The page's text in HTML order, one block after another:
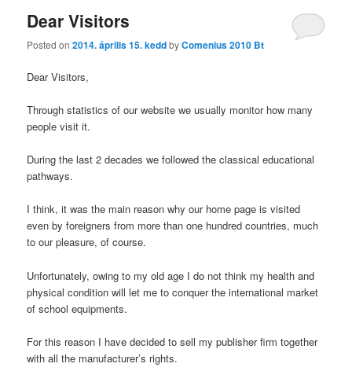
Dear Visitors
Posted on2014. április 15. keddbyComenius 2010 Bt
Dear Visitors,
Through statistics of our website we usually monitor how many
people visit it.
During the last 2 decades we followed the classical educational
pathways.
I think, it was the main reason why our home page is visited
even by foreigners from more than one hundred countries, much
to our pleasure, of course.
Unfortunately, owing to my old age I do not think my health and
physical condition will let me to conquer the international market
of school equipments.
For this reason I have decided to sell my publisher firm together
with all the manufacturer’s rights.